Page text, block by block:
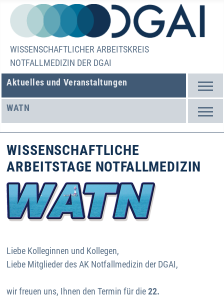
WISSENSCHAFTLICHER ARBEITSKREIS
NOTFALLMEDIZIN DER DGAI
Aktuelles und Veranstaltungen
WATN
WISSENSCHAFTLICHE
ARBEITSTAGE NOTFALLMEDIZIN
Liebe Kolleginnen und Kollegen,
Liebe Mitglieder des AK Notfallmedizin der DGAI,
wir freuen uns, Ihnen den Termin für die22.